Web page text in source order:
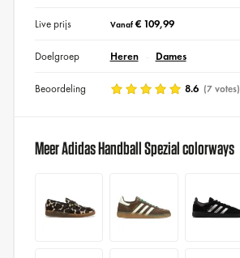
Live prijs Vanaf€ 109,99
Doelgroep Heren Dames
Beoordeling 8.6 (7 votes)
Meer Adidas Handball Spezial colorways